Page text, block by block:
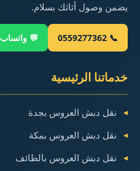
يضمن وصول أثاثك بسلام.
📞 0559277362 💬 واتساب
خدماتنا الرئيسية
نقل دبش العروس بجدة
نقل دبش العروس بمكة
نقل دبش العروس بالطائف